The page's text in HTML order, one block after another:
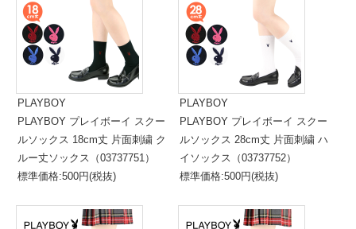
PLAYBOY
PLAYBOY プレイボーイ スクー
ルソックス 18cm丈 片面刺繍 ク
ルー丈ソックス（03737751）
標準価格:500円(税抜)
PLAYBOY
PLAYBOY プレイボーイ スクー
ルソックス 28cm丈 片面刺繍 ハ
イソックス（03737752）
標準価格:500円(税抜)